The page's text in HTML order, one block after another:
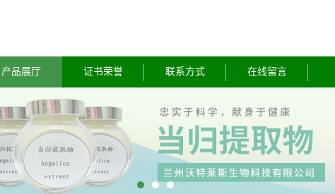
产品展厅 证书荣誉 联系方式 在线留言